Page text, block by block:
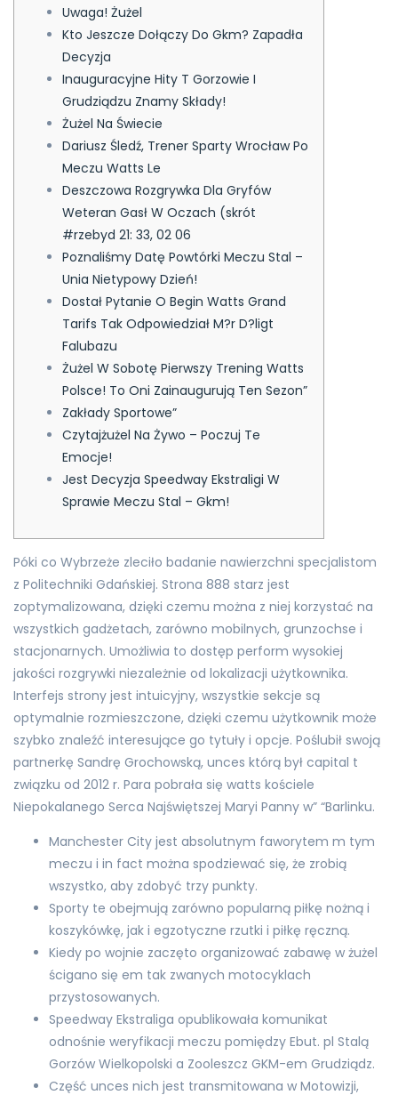
Uwaga! Żużel
Kto Jeszcze Dołączy Do Gkm? Zapadła
Decyzja
Inauguracyjne Hity T Gorzowie I
Grudziądzu Znamy Składy!
Żużel Na Świecie
Dariusz Śledź, Trener Sparty Wrocław Po
Meczu Watts Le
Deszczowa Rozgrywka Dla Gryfów
Weteran Gasł W Oczach (skrót
#rzebyd 21: 33, 02 06
Poznaliśmy Datę Powtórki Meczu Stal –
Unia Nietypowy Dzień!
Dostał Pytanie O Begin Watts Grand
Tarifs Tak Odpowiedział M?r D?ligt
Falubazu
Żużel W Sobotę Pierwszy Trening Watts
Polsce! To Oni Zainaugurują Ten Sezon”
Zakłady Sportowe”
Czytajżużel Na Żywo – Poczuj Te
Emocje!
Jest Decyzja Speedway Ekstraligi W
Sprawie Meczu Stal – Gkm!
Póki co Wybrzeże zleciło badanie nawierzchni specjalistom
z Politechniki Gdańskiej. Strona 888 starz jest
zoptymalizowana, dzięki czemu można z niej korzystać na
wszystkich gadżetach, zarówno mobilnych, grunzochse i
stacjonarnych. Umożliwia to dostęp perform wysokiej
jakości rozgrywki niezależnie od lokalizacji użytkownika.
Interfejs strony jest intuicyjny, wszystkie sekcje są
optymalnie rozmieszczone, dzięki czemu użytkownik może
szybko znaleźć interesujące go tytuły i opcje. Poślubił swoją
partnerkę Sandrę Grochowską, unces którą był capital t
związku od 2012 r. Para pobrała się watts kościele
Niepokalanego Serca Najświętszej Maryi Panny w” “Barlinku.
Manchester City jest absolutnym faworytem m tym
meczu i in fact można spodziewać się, że zrobią
wszystko, aby zdobyć trzy punkty.
Sporty te obejmują zarówno popularną piłkę nożną i
koszykówkę, jak i egzotyczne rzutki i piłkę ręczną.
Kiedy po wojnie zaczęto organizować zabawę w żużel
ścigano się em tak zwanych motocyklach
przystosowanych.
Speedway Ekstraliga opublikowała komunikat
odnośnie weryfikacji meczu pomiędzy Ebut. pl Stalą
Gorzów Wielkopolski a Zooleszcz GKM-em Grudziądz.
Część unces nich jest transmitowana w Motowizji,